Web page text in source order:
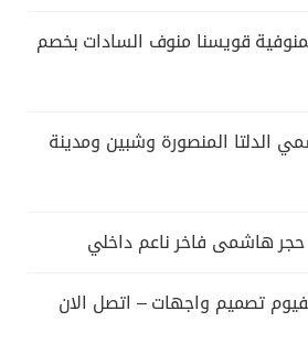
قويسنا منوف السادات بخصم
الدلتا المنصورة وشبين ومدينة
حجر هاشمى فاخر ناعم داخلي
تصميم واجهات – اتصل الان